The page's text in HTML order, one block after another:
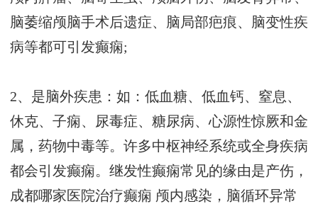
脑萎缩颅脑手术后遗症、脑局部疤痕、脑变性疾
病等都可引发癫痫;
2、是脑外疾患：如：低血糖、低血钙、窒息、
休克、子痫、尿毒症、糖尿病、心源性惊厥和金
属，药物中毒等。许多中枢神经系统或全身疾病
都会引发癫痫。继发性癫痫常见的缘由是产伤，
成都哪家医院治疗癫痫 颅内感染，脑循环异常